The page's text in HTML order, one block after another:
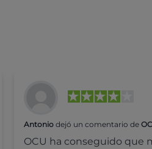
Antonio dejó un comentario de
OCU ha conseguido que